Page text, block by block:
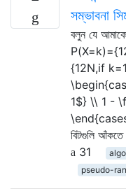
সম্ভাবনা
বলুন যে
{12N,if
1$} \\ 1 -
\end{cases}
বিটগুলি
31
pseudo-